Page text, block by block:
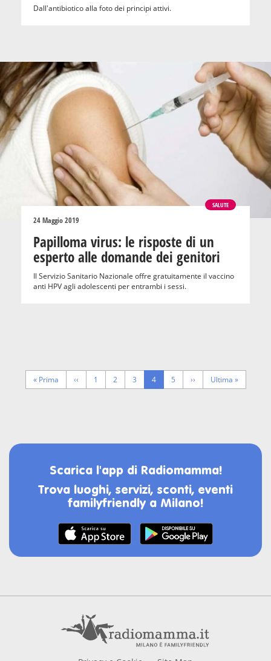
Dall'antibiotico alla foto dei principi attivi.
SALUTE
24 Maggio 2019
Papilloma virus: le risposte di un
esperto alle domande dei genitori
Il Servizio Sanitario Nazionale offre gratuitamente il vaccino
anti HPV agli adolescenti per entrambi i sessi.
First
page
« Prima
Previous
page
‹‹ Page
1 Page
2 Page
3
Pagina
corrente
4 Page
5
Next
page
››
Last
page
Ultima »
Scarica l'app di Radiomamma!
Trova luoghi, servizi, sconti, eventi
familyfriendly a Milano!